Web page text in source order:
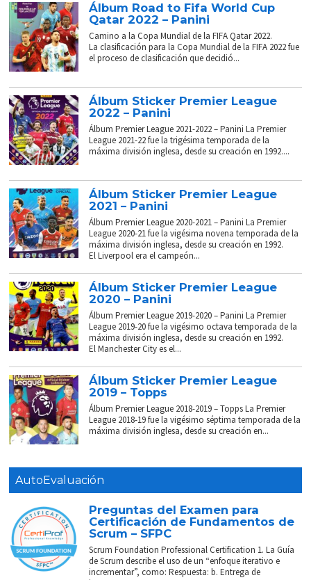
Álbum Road to Fifa World Cup
Qatar 2022 – Panini
Camino a la Copa Mundial de la FIFA Qatar 2022.
La clasificación para la Copa Mundial de la FIFA 2022 fue
el proceso de clasificación que decidió...
Álbum Sticker Premier League
2022 – Panini
Álbum Premier League 2021-2022 – Panini La Premier
League 2021-22 fue la trigésima temporada de la
máxima división inglesa, desde su creación en 1992....
Álbum Sticker Premier League
2021 – Panini
Álbum Premier League 2020-2021 – Panini La Premier
League 2020-21 fue la vigésima novena temporada de la
máxima división inglesa, desde su creación en 1992.
El Liverpool era el campeón...
Álbum Sticker Premier League
2020 – Panini
Álbum Premier League 2019-2020 – Panini La Premier
League 2019-20 fue la vigésimo octava temporada de la
máxima división inglesa, desde su creación en 1992.
El Manchester City es el...
Álbum Sticker Premier League
2019 – Topps
Álbum Premier League 2018-2019 – Topps La Premier
League 2018-19 fue la vigésimo séptima temporada de la
máxima división inglesa, desde su creación en...
AutoEvaluación
Preguntas del Examen para
Certificación de Fundamentos de
Scrum – SFPC
Scrum Foundation Professional Certification 1. La Guía
de Scrum describe el uso de un “enfoque iterativo e
incrementar”, como: Respuesta: b. Entrega de